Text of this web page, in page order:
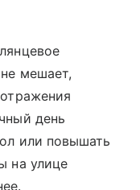
мешает,
день
или повышать
на улице